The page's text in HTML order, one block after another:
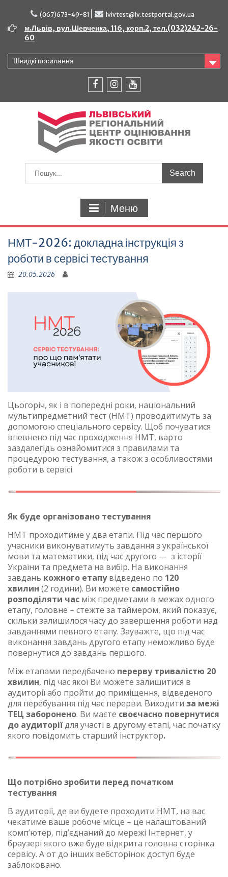
вмісту
(067)673-49-81 lvivtest@lv.testportal.gov.ua
м.Львів, вул.Шевченка, 116, корп.2, тел.(032)242-26-
60
Швидкі посилання
Меню
НМТ-2026: докладна інструкція з
роботи в сервісі тестування
20.05.2026
Цьогоріч, як і в попередні роки, національний
мультипредметний тест (НМТ) проводитимуть за
допомогою спеціального сервісу. Щоб почуватися
впевнено під час проходження НМТ, варто
заздалегідь ознайомитися з правилами та
процедурою тестування, а також з особливостями
роботи в сервісі.
Як буде організовано тестування
НМТ проходитиме у два етапи. Під час першого
учасники виконуватимуть завдання з української
мови та математики, під час другого — з історії
України та предмета на вибір. На виконання
завдань кожного етапувідведено по 120
хвилин (2 години). Ви можете самостійно
розподіляти час між предметами в межах одного
етапу, головне – стежте за таймером, який показує,
скільки залишилося часу до завершення роботи над
завданнями певного етапу. Зауважте, що під час
виконання завдань другого етапу неможливо буде
повернутися до завдань першого.
Між етапами передбачено перерву тривалістю 20
хвилин, під час якої Ви можете залишитися в
аудиторії або пройти до приміщення, відведеного
для перебування під час перерви. Виходити за межі
ТЕЦ заборонено. Ви маєте своєчасно повернутися
до аудиторіїдля участі в другому етапі, час початку
якого повідомить старший інструктор.
Що потрібно зробити перед початком
тестування
В аудиторії, де ви будете проходити НМТ, на вас
чекатиме ваше робоче місце – це налаштований
комп’ютер, під’єднаний до мережі Інтернет, у
браузері якого вже буде відкрита головна сторінка
сервісу. А от до інших вебсторінок доступ буде
заблоковано.